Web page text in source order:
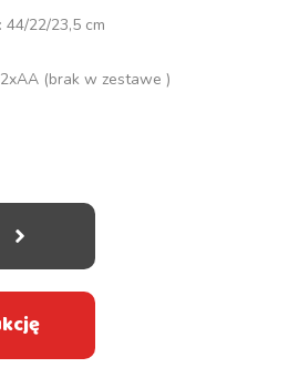
22/23,5 cm
(brak w zestawe )